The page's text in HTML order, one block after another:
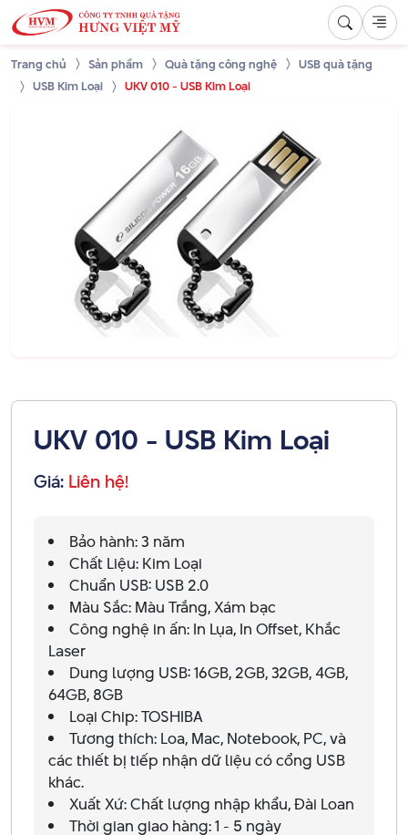
Trang chủ Sản phẩm Quà tặng công nghệ
USB quà tặng
USB Kim Loại
UKV 010 - USB Kim Loại
UKV 010 - USB Kim Loại
Giá: Liên hệ!
Bảo hành: 3 năm
Chất Liệu: Kim Loại
Chuẩn USB: USB 2.0
Màu Sắc: Màu Trắng, Xám bạc
Công nghệ in ấn: In Lụa, In Offset, Khắc
Laser
Dung lượng USB: 16GB, 2GB, 32GB, 4GB,
64GB, 8GB
Loại Chip: TOSHIBA
Tương thích: Loa, Mac, Notebook, PC, và
các thiết bị tiếp nhận dữ liệu có cổng USB
khác.
Xuất Xứ: Chất lượng nhập khẩu, Đài Loan
Thời gian giao hàng: 1 - 5 ngày